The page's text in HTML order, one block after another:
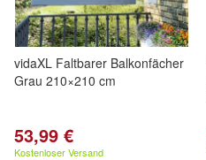
vidaXL Faltbarer Balkonfächer
Grau 210×210 cm
53,99 €
Kostenloser Versand